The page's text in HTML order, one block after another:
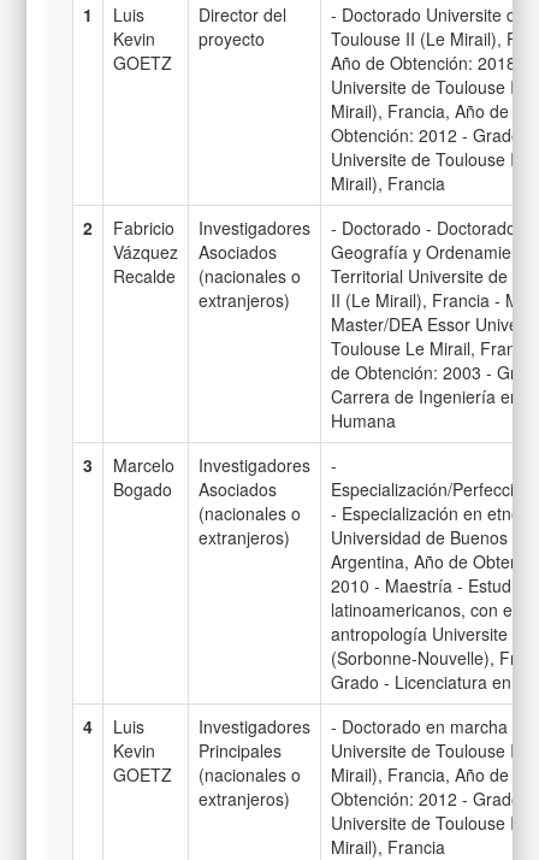
1
Luis
Kevin
GOETZ
Director del
proyecto
- Doctorado Universite de
Toulouse II (Le Mirail),
Año de Obtención: 2018 -
Universite de Toulouse II
Mirail), Francia, Año de
Obtención: 2012 - Grado
Universite de Toulouse II
Mirail), Francia
2
Fabricio
Vázquez
Recalde
Investigadores
Asociados
(nacionales o
extranjeros)
- Doctorado - Doctorado en
Geografía y Ordenamiento
Territorial Universite de
II (Le Mirail), Francia -
Master/DEA Essor
Toulouse Le Mirail,
de Obtención: 2003 -
Carrera de Ingeniería en
Humana
3
Marcelo
Bogado
Investigadores
Asociados
(nacionales o
extranjeros)
-
Especialización/
- Especialización en
Universidad de Buenos
Argentina, Año de
2010 - Maestría - Estudios
latinoamericanos, con
antropología Universite de
(Sorbonne-Nouvelle),
Grado - Licenciatura en
4
Luis
Kevin
GOETZ
Investigadores
Principales
(nacionales o
extranjeros)
- Doctorado en marcha -
Universite de Toulouse II
Mirail), Francia, Año de
Obtención: 2012 - Grado
Universite de Toulouse II
Mirail), Francia